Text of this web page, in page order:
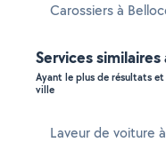
Carossiers à
Services similaires
Ayant le plus de résultats
ville
Laveur de voiture